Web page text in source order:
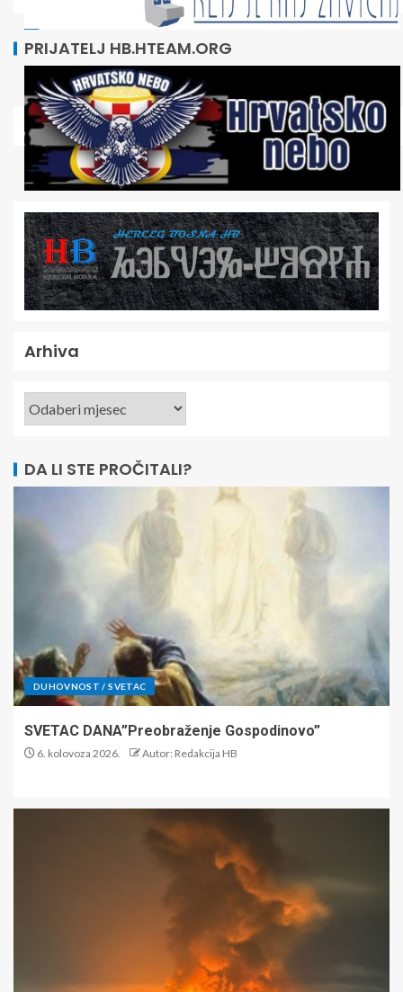
PRIJATELJ HB.HTEAM.ORG
Arhiva
DA LI STE PROČITALI?
DUHOVNOST / SVETAC
SVETAC DANA”Preobraženje Gospodinovo”
6. kolovoza 2026. Autor: Redakcija HB